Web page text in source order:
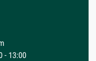
- 13:00